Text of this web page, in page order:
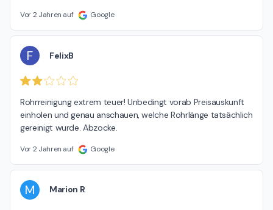
Vor 2 Jahren auf Google
F FelixB
Rohrreinigung extrem teuer! Unbedingt vorab Preisauskunft
einholen und genau anschauen, welche Rohrlänge tatsächlich
gereinigt wurde. Abzocke.
Vor 2 Jahren auf Google
M Marion R